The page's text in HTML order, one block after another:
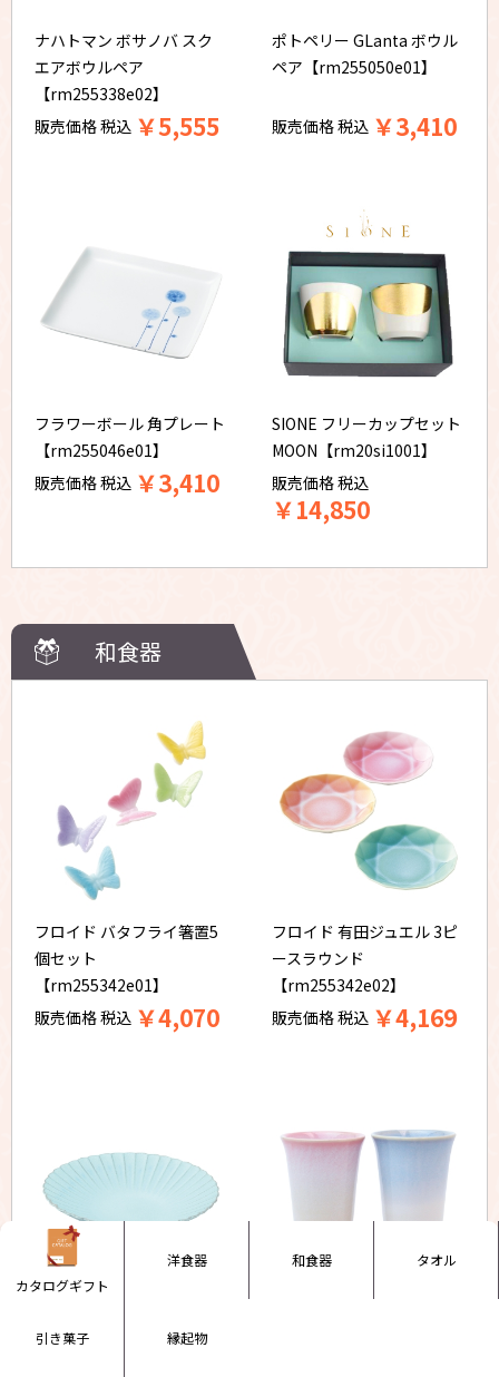
ナハトマン ボサノバ スク
エアボウルペア
【rm255338e02】
販売価格税込 ￥5,555
ポトペリー GLanta ボウル
ペア【rm255050e01】
販売価格税込 ￥3,410
フラワーボール 角プレート
【rm255046e01】
販売価格税込 ￥3,410
SIONE フリーカップセット
MOON【rm20si1001】
販売価格税込
￥14,850
和食器
フロイド バタフライ箸置5
個セット
【rm255342e01】
販売価格税込 ￥4,070
フロイド 有田ジュエル 3ピ
ースラウンド
【rm255342e02】
販売価格税込 ￥4,169
【rm255033e02】
カタログギフト
洋食器 和食器 タオル
引き菓子 縁起物